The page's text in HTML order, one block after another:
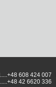
.....
.....
+48 608 424 007
+48 42 6620 336